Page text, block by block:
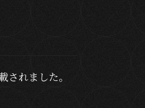
されました。